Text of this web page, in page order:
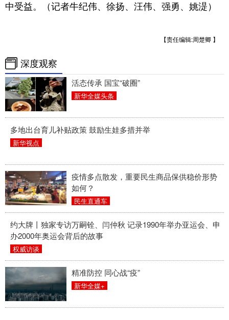
中受益。（记者牛纪伟、徐扬、汪伟、强勇、姚湜）
【责任编辑:周楚卿 】
深度观察
活态传承 国宝“破圈”
新华全媒头条
多地出台育儿补贴政策 鼓励生娃多措并举
新华视点
疫情多点散发，重要民生商品保供稳价形势
如何？
民生直通车
约大牌丨独家专访万嗣铨、闫仲秋 记录1990年举办亚运会、申
办2000年奥运会背后的故事
权威访谈
精准防控 同心战“疫”
新华全媒+